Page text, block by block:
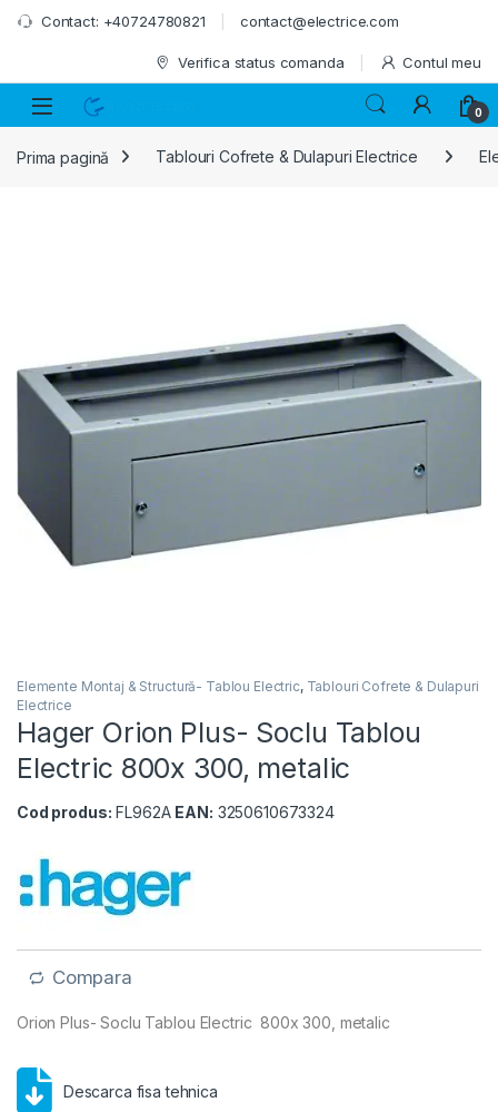
Skip to navigation
Skip to content
Contact: +40724780821 contact@electrice.com
Verifica status comanda Contul meu
0
Prima pagină Tablouri Cofrete & Dulapuri Electrice
Elemente Montaj & Structură- Tablou Electric, Tablouri Cofrete & Dulapuri
Electrice
Hager Orion Plus- Soclu Tablou
Electric 800x 300, metalic
Cod produs: FL962A EAN: 3250610673324
Compara
Orion Plus- Soclu Tablou Electric 800x 300, metalic
Descarca fisa tehnica